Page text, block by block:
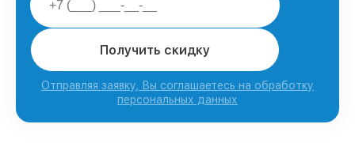
Получить скидку
Отправляя заявку, Вы соглашаетесь на обработку
персональных данных